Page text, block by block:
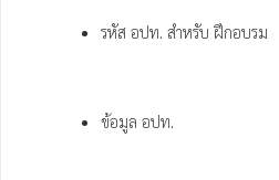
รหัส อปท. สำหรับ ฝึกอบรม
ข้อมูล อปท.